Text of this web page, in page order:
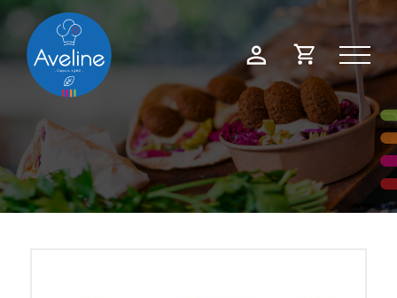
Mon Demande
devis
Panneau de gestion des cookies